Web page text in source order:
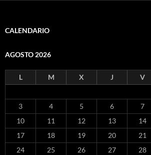
CALENDARIO
AGOSTO 2026
L M X J V
3
4 5 6 7
10
11 12 13 14
17
18 19 20 21
24
25 26 27 28